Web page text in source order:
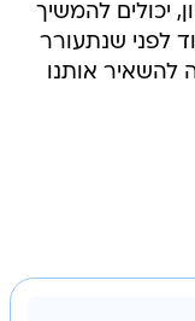
יכולים להמשיך
לפני שנתעורר
להשאיר אותנו